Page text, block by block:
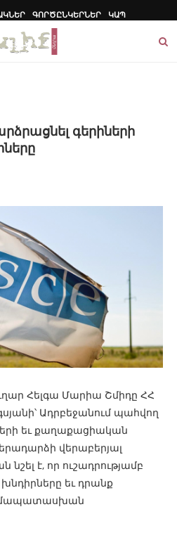
ԳՈՐԾԸՆԿԵՐՆԵՐ ԿԱՊ
գերիների
Հելգա Մարիա Շմիդը ՀՀ
Ադրբեջանում պահվող
եւ քաղաքացիական
վերաբերյալ
է, որ ուշադրությամբ
խնդիրները եւ դրանք